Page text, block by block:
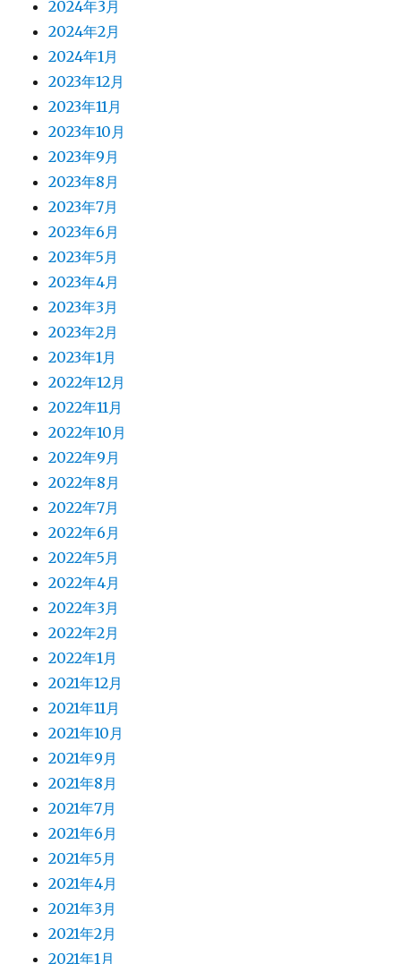
2024年3月
2024年2月
2024年1月
2023年12月
2023年11月
2023年10月
2023年9月
2023年8月
2023年7月
2023年6月
2023年5月
2023年4月
2023年3月
2023年2月
2023年1月
2022年12月
2022年11月
2022年10月
2022年9月
2022年8月
2022年7月
2022年6月
2022年5月
2022年4月
2022年3月
2022年2月
2022年1月
2021年12月
2021年11月
2021年10月
2021年9月
2021年8月
2021年7月
2021年6月
2021年5月
2021年4月
2021年3月
2021年2月
2021年1月